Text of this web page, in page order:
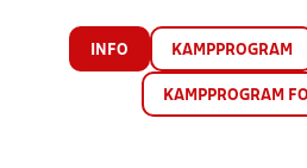
INFO KAMPPROGRAM
KAMPPROGRAM